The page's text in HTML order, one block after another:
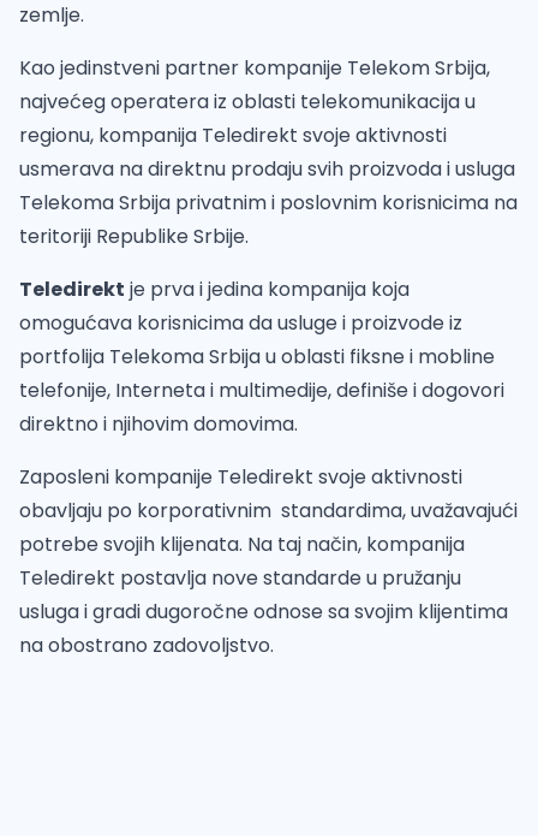
zemlje.
Kao jedinstveni partner kompanije Telekom Srbija,
najvećeg operatera iz oblasti telekomunikacija u
regionu, kompanija Teledirekt svoje aktivnosti
usmerava na direktnu prodaju svih proizvoda i usluga
Telekoma Srbija privatnim i poslovnim korisnicima na
teritoriji Republike Srbije.
Teledirekt je prva i jedina kompanija koja
omogućava korisnicima da usluge i proizvode iz
portfolija Telekoma Srbija u oblasti fiksne i mobline
telefonije, Interneta i multimedije, definiše i dogovori
direktno i njihovim domovima.
Zaposleni kompanije Teledirekt svoje aktivnosti
obavljaju po korporativnim standardima, uvažavajući
potrebe svojih klijenata. Na taj način, kompanija
Teledirekt postavlja nove standarde u pružanju
usluga i gradi dugoročne odnose sa svojim klijentima
na obostrano zadovoljstvo.